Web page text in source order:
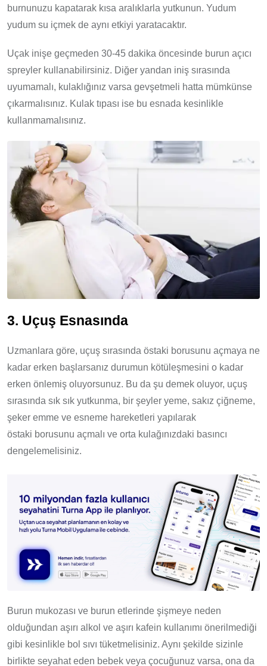
burnunuzu kapatarak kısa aralıklarla yutkunun. Yudum
yudum su içmek de aynı etkiyi yaratacaktır.
Uçak inişe geçmeden 30-45 dakika öncesinde burun açıcı
spreyler kullanabilirsiniz. Diğer yandan iniş sırasında
uyumamalı, kulaklığınız varsa gevşetmeli hatta mümkünse
çıkarmalısınız. Kulak tıpası ise bu esnada kesinlikle
kullanmamalısınız.
3. Uçuş Esnasında
Uzmanlara göre, uçuş sırasında östaki borusunu açmaya ne
kadar erken başlarsanız durumun kötüleşmesini o kadar
erken önlemiş oluyorsunuz. Bu da şu demek oluyor, uçuş
sırasında sık sık yutkunma, bir şeyler yeme, sakız çiğneme,
şeker emme ve esneme hareketleri yapılarak
östaki borusunu açmalı ve orta kulağınızdaki basıncı
dengelemelisiniz.
Burun mukozası ve burun etlerinde şişmeye neden
olduğundan aşırı alkol ve aşırı kafein kullanımı önerilmediği
gibi kesinlikle bol sıvı tüketmelisiniz. Aynı şekilde sizinle
birlikte seyahat eden bebek veya çocuğunuz varsa, ona da